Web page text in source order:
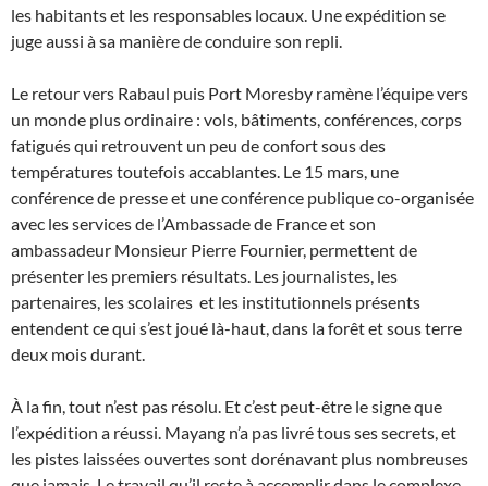
les habitants et les responsables locaux. Une expédition se
juge aussi à sa manière de conduire son repli.
Le retour vers Rabaul puis Port Moresby ramène l’équipe vers
un monde plus ordinaire : vols, bâtiments, conférences, corps
fatigués qui retrouvent un peu de confort sous des
températures toutefois accablantes. Le 15 mars, une
conférence de presse et une conférence publique co-organisée
avec les services de l’Ambassade de France et son
ambassadeur Monsieur Pierre Fournier, permettent de
présenter les premiers résultats. Les journalistes, les
partenaires, les scolaires et les institutionnels présents
entendent ce qui s’est joué là-haut, dans la forêt et sous terre
deux mois durant.
À la fin, tout n’est pas résolu. Et c’est peut-être le signe que
l’expédition a réussi. Mayang n’a pas livré tous ses secrets, et
les pistes laissées ouvertes sont dorénavant plus nombreuses